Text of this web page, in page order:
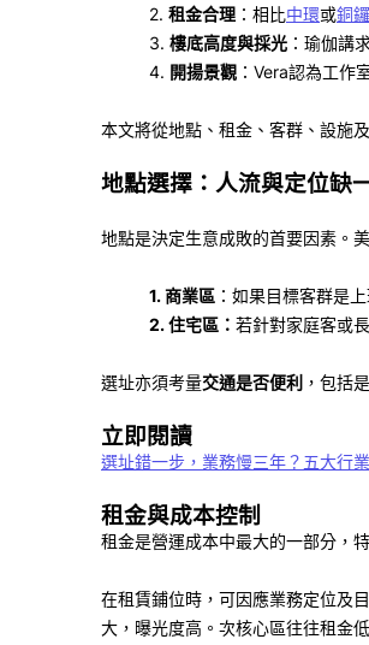
2. 租金合理 ：相比中環或銅
3. 樓底高度與採光 ：瑜伽講
4. 開揚景觀 ： Vera認為工作
本文將從地點、租金、客群、設施
地點選擇：人流與定位缺
地點是決定生意成敗的首要因素。
1. 商業區 ：如果目標客群是
2. 住宅區： 若針對家庭客或
選址亦須考量交通是否便利 ，包括
立即閱讀
選址錯一步，業務慢三年？五大行
租金與成本控制
租金是營運成本中最大的一部分，
在租賃鋪位時，可因應業務定位及
大，曝光度高。次核心區往往租金